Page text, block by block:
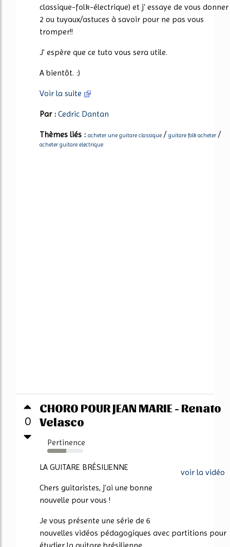
classique-folk-électrique) et j' essaye de vous donner
2 ou tuyaux/astuces à savoir pour ne pas vous
tromper!!
J' espère que ce tuto vous sera utile.
A bientôt. :)
Voir la suite
Par : Cedric Dantan
Thèmes liés : acheter une guitare classique / guitare folk acheter /
acheter guitare electrique
0
CHORO POUR JEAN MARIE - Renato
Velasco
Pertinence
53%
voir la vidéo
LA GUITARE BRÉSILIENNE
Chers guitaristes, j’ai une bonne
nouvelle pour vous !
Je vous présente une série de 6
nouvelles vidéos pédagogiques avec partitions pour